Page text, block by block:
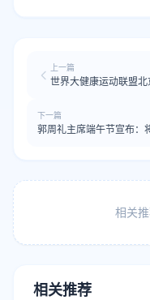
上一篇
世界大健康运动联盟北
下一篇
郭周礼主席端午节宣布：
相关
相关推荐